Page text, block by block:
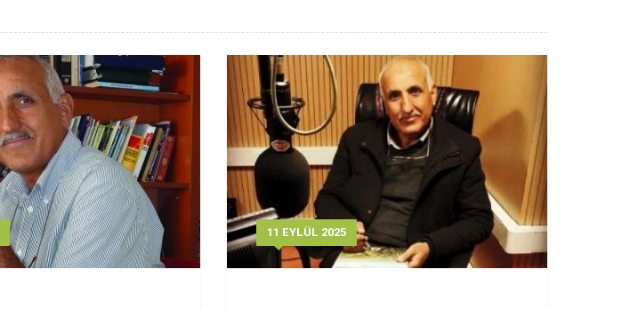
11 EYLÜL 2025